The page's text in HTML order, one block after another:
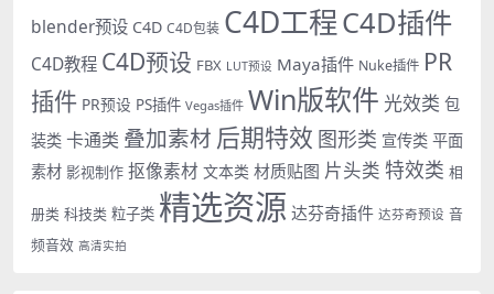
blender预设 C4D C4D包装 C4D工程C4D插件
C4D教程 C4D预设 FBX LUT预设 Maya插件 Nuke插件 PR
插件 PR预设 PS插件 Vegas插件 Win版软件 光效类 包
装类 卡通类 叠加素材 后期特效 图形类 宣传类 平面
素材 影视制作 抠像素材 文本类 材质贴图 片头类 特效类 相
册类 科技类 粒子类 精选资源 达芬奇插件 达芬奇预设 音
频音效 高清实拍